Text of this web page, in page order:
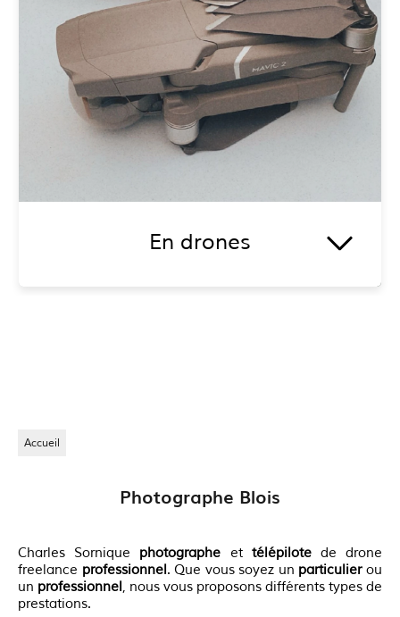
En photos
Accueil
Photographe Blois
Charles Sornique photographe et télépilotede drone
freelance professionnel. Que vous soyez un particulierou
un professionnel, nous vous proposons différents types de
prestations.